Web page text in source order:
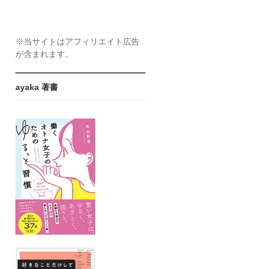
※当サイトはアフィリエイト広告
が含まれます。
ayaka 著書